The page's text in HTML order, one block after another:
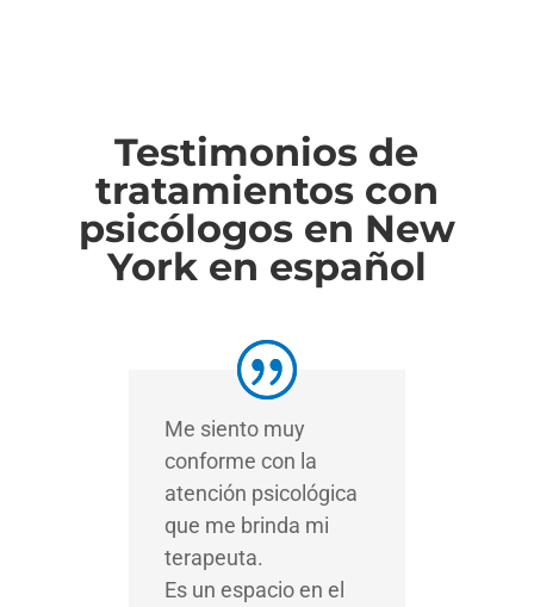
Testimonios de
tratamientos con
psicólogos en New
York en español
Me siento muy
conforme con la
atención psicológica
que me brinda mi
terapeuta.
Es un espacio en el